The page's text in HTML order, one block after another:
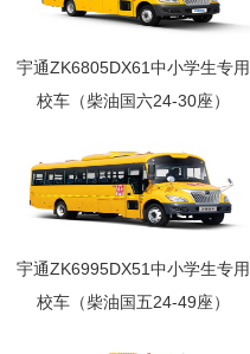
宇通ZK6805DX61中小学生专用
校车（柴油国六24-30座）
宇通ZK6995DX51中小学生专用
校车（柴油国五24-49座）